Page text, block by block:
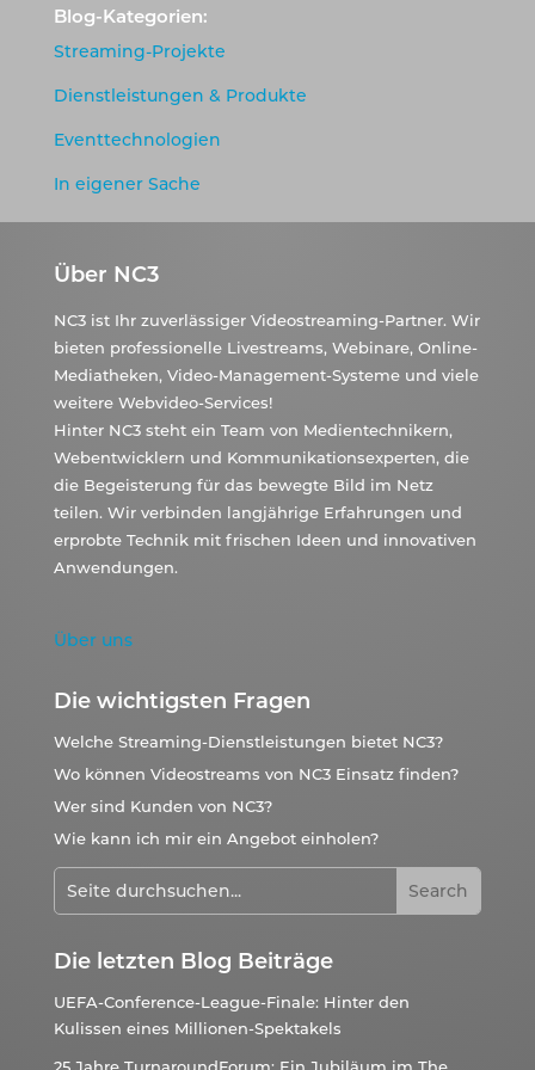
Blog-Kategorien:
Streaming-Projekte
Dienstleistungen & Produkte
Eventtechnologien
In eigener Sache
Über NC3
NC3 ist Ihr zuverlässiger Videostreaming-Partner. Wir
bieten professionelle Livestreams, Webinare, Online-
Mediatheken, Video-Management-Systeme und viele
weitere Webvideo-Services!
Hinter NC3 steht ein Team von Medientechnikern,
Webentwicklern und Kommunikationsexperten, die
die Begeisterung für das bewegte Bild im Netz
teilen. Wir verbinden langjährige Erfahrungen und
erprobte Technik mit frischen Ideen und innovativen
Anwendungen.
Über uns
Die wichtigsten Fragen
Welche Streaming-Dienstleistungen bietet NC3?
Wo können Videostreams von NC3 Einsatz finden?
Wer sind Kunden von NC3?
Wie kann ich mir ein Angebot einholen?
Die letzten Blog Beiträge
UEFA-Conference-League-Finale: Hinter den
Kulissen eines Millionen-Spektakels